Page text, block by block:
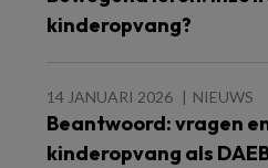
kinderopvang?
14 JANUARI 2026 NIEUWS
Beantwoord: vragen
kinderopvang als